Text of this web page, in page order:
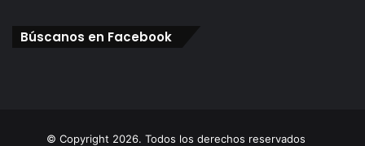
Búscanos en Facebook
© Copyright 2026. Todos los derechos reservados